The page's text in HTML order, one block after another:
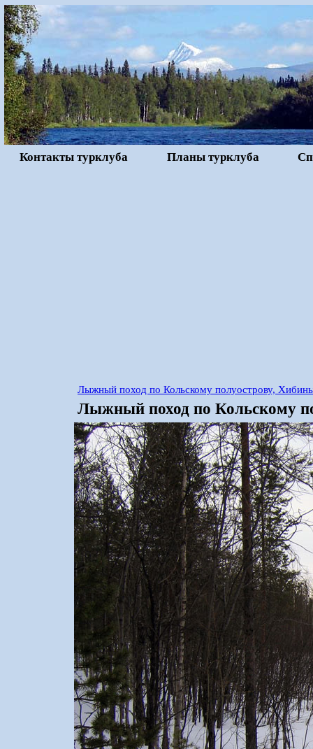
Контакты турклуба Планы турклуба
Лыжный поход по Кольскому полуострову,
Лыжный поход по Кольскому